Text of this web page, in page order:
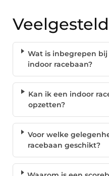
Wat is inbegrepen
indoor racebaan?
Kan ik een indoor
opzetten?
Voor welke
racebaan geschikt?